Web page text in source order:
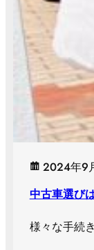
2024年9
中古車選び
様々な手